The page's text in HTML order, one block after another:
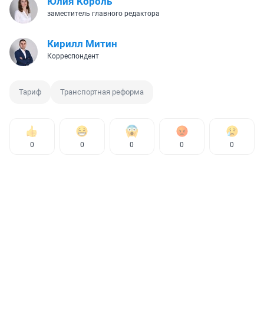
заместитель главного редактора
Кирилл Митин
Корреспондент
Тариф Транспортная реформа
0 0 0 0 0